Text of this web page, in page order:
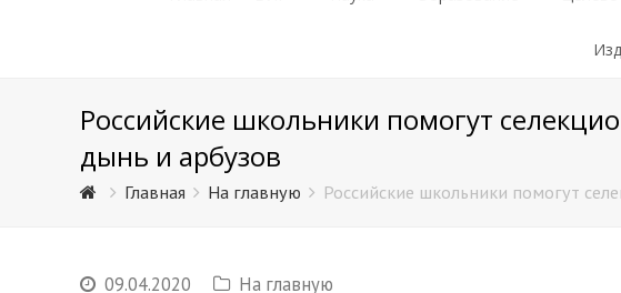
Российские школьники помогут
дынь и арбузов
Главная На главную Российские школьники помогут
09.04.2020 На главную